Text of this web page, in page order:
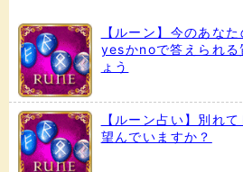
【ルーン】今のあな
yesかnoで答えられる
ょう
【ルーン占い】別れ
望んでいますか？